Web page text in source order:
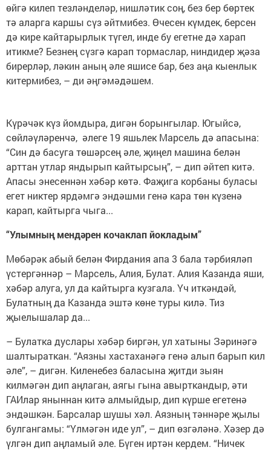
өйгә килеп тезләнделәр, нишләтик соң, без бер бөртек
тә аларга каршы сүз әйтмибез. Өчесен күмдек, берсен
дә кире кайтарырлык түгел, инде бу егетне дә харап
итикме? Безнең сүзгә карап тормаслар, ниндидер җәза
бирерләр, ләкин аның әле яшисе бар, без аңа кыенлык
китермибез, – ди әңгәмәдәшем.
Күрәчәк күз йомдыра, дигән борынгылар. Югыйсә,
сөйләүләренчә, әлеге 19 яшьлек Марсель дә апасына:
“Син дә басуга төшәрсең әле, җиңел машина белән
арттан утлар яндырып кайтырсың”, – дип әйтеп китә.
Апасы энесеннән хәбәр көтә. Фаҗига корбаны буласы
егет никтер ярдәмгә эндәшми генә кара төн күзенә
карап, кайтырга чыга...
“Улымның мендәрен кочаклап йокладым”
Мөбәрәк абый белән Фирдания апа 3 бала тәрбияләп
үстергәннәр – Марсель, Алия, Булат. Алия Казанда яши,
хәбәр алуга, ул да кайтырга кузгала. Үч иткәндәй,
Булатның да Казанда эштә көне туры килә. Тиз
җыелышалар да...
– Булатка дуслары хәбәр биргән, ул хатыны Зәринәгә
шалтыраткан. “Аязны хастаханәгә генә алып барып кил
әле”, – дигән. Киленебез баласына җитди зыян
килмәгән дип аңлаган, аягы гына авырткандыр, әти
ГАИлар яныннан китә алмыйдыр, дип күрше егетенә
эндәшкән. Барсалар шушы хәл. Аязның тәннәре җылы
булгангамы: “Үлмәгән иде ул”, – дип өзгәләнә. Хәзер дә
үлгән дип аңламый әле. Бүген иртән кердем. “Ничек